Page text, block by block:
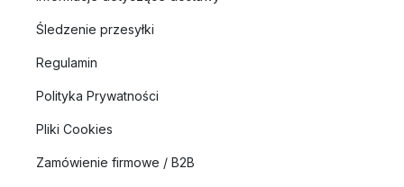
Śledzenie przesyłki
Regulamin
Polityka Prywatności
Pliki Cookies
Zamówienie firmowe / B2B